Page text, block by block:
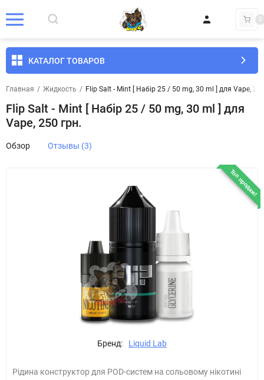
0
КАТАЛОГ ТОВАРОВ
Главная / Жидкость / Flip Salt - Mint [ Набір 25 / 50 mg, 30 ml ] для Vape,
Flip Salt - Mint [ Набір 25 / 50 mg, 30 ml ] для
Vape, 250 грн.
Обзор Отзывы (3)
Топ продаж!
Бренд: Liquid Lab
Рідина конструктор для POD-систем на сольовому нікотині